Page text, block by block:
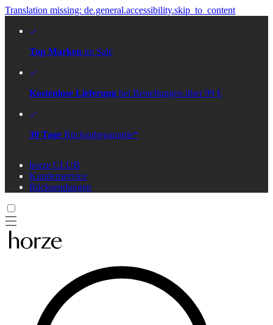
Translation missing: de.general.accessibility.skip_to_content
Top Marken im Sale
Kostenlose Lieferung bei Bestellungen über 99 €
30 Tage Rückgabegarantie*
horze CLUB
Kundenservice
Rücksendungen